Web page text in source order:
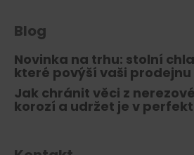
Blog
Novinka na trhu: stolní
které povýší vaši prodejnu
Jak chránit věci z
korozí a udržet je v